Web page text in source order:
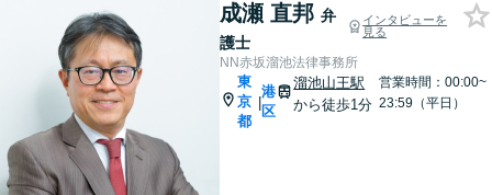
成瀬 直邦 弁
護士
インタビューを
見る
NN赤坂溜池法律事務所
東
京
都
|
港
区
溜池山王駅
から徒歩1分
営業時間：00:00~
23:59（平日）